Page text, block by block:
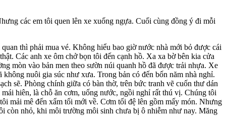
các em tôi quen lên xe xuống ngựa. Cuối cùng đồng ý đi mỗi
thì phải mua vé. Không hiểu bao giờ nước nhà mới bỏ được cái
Các anh xe ôm chở bọn tôi đến cạnh hồ. Xa xa bờ bên kia cửa
mòn vào bản men theo sườn núi quanh hồ đã được trải nhựa. Xe
nuôi gia súc như xưa. Trong bản có đến bốn năm nhà nghỉ.
sẽ. Phòng chính giữa có bàn thờ, trên bức tranh vẽ cuốn thư dán
hiên, là chỗ ăn cơm, uống nước, ngồi nghỉ rất thú vị. Chúng tôi
mải mê đến xẩm tối mới về. Cơm tối đệ lên gồm mấy món. Nhưng
còn nhỏ, khi môi trường môi sinh chưa bị ô nhiễm như nay. Măng